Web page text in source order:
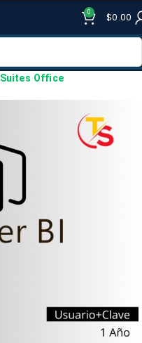
0 $0.00
Suites Office